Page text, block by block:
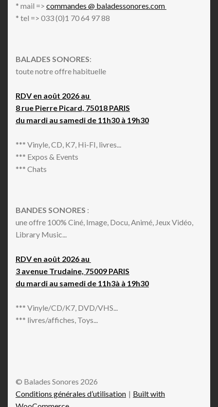
* mail => commandes @ baladessonores.com
* tel => 033 (0)1 70 64 97 88
BALADES SONORES:
toute notre offre habituelle
RDV en août 2026 au
8 rue Pierre Picard, 75018 PARIS
du mardi au samedi de 11h30 à 19h30
*** Vinyle, CD, K7, Hi-FI, livres...
*** Expos & Events
*** Chats
BANDES SONORES :
une offre 100% Ciné, Image, Docu, Animé, Jeux Vidéo,
Library Music...
RDV en août 2026 au
3 avenue Trudaine, 75009 PARIS
du mardi au samedi de 11h3à à 19h30
*** Vinyle/CD/K7, DVD/VHS...
*** livres/affiches, Toys...
© Balades Sonores 2026
Conditions générales d’utilisation
Built with